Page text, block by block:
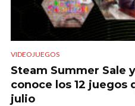
VIDEOJUEGOS
Steam Summer Sale
conoce los 12 juegos
julio